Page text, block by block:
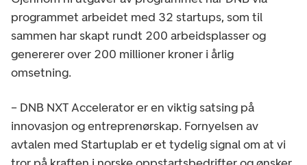
programmet arbeidet med 32 startups, som til
sammen har skapt rundt 200 arbeidsplasser og
genererer over 200 millioner kroner i årlig
omsetning.
– DNB NXT Accelerator er en viktig satsing på
innovasjon og entreprenørskap. Fornyelsen av
avtalen med Startuplab er et tydelig signal om at vi